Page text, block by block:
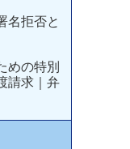
名拒否と
めの特別
請求｜弁